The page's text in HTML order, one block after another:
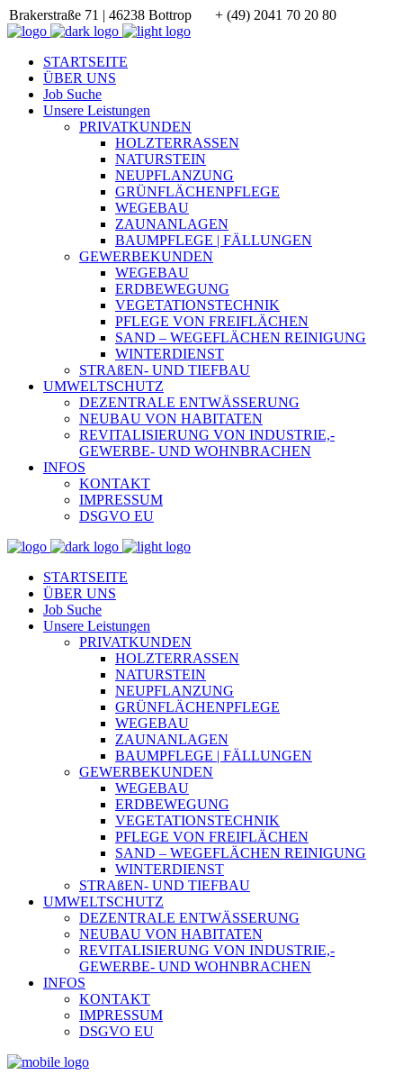
Brakerstraße 71 | 46238 Bottrop + (49) 2041 70 20 80
STARTSEITE
ÜBER UNS
Job Suche
Unsere Leistungen
PRIVATKUNDEN
HOLZTERRASSEN
NATURSTEIN
NEUPFLANZUNG
GRÜNFLÄCHENPFLEGE
WEGEBAU
ZAUNANLAGEN
BAUMPFLEGE | FÄLLUNGEN
GEWERBEKUNDEN
WEGEBAU
ERDBEWEGUNG
VEGETATIONSTECHNIK
PFLEGE VON FREIFLÄCHEN
SAND – WEGEFLÄCHEN REINIGUNG
WINTERDIENST
STRAßEN- UND TIEFBAU
UMWELTSCHUTZ
DEZENTRALE ENTWÄSSERUNG
NEUBAU VON HABITATEN
REVITALISIERUNG VON INDUSTRIE,-
GEWERBE- UND WOHNBRACHEN
INFOS
KONTAKT
IMPRESSUM
DSGVO EU
STARTSEITE
ÜBER UNS
Job Suche
Unsere Leistungen
PRIVATKUNDEN
HOLZTERRASSEN
NATURSTEIN
NEUPFLANZUNG
GRÜNFLÄCHENPFLEGE
WEGEBAU
ZAUNANLAGEN
BAUMPFLEGE | FÄLLUNGEN
GEWERBEKUNDEN
WEGEBAU
ERDBEWEGUNG
VEGETATIONSTECHNIK
PFLEGE VON FREIFLÄCHEN
SAND – WEGEFLÄCHEN REINIGUNG
WINTERDIENST
STRAßEN- UND TIEFBAU
UMWELTSCHUTZ
DEZENTRALE ENTWÄSSERUNG
NEUBAU VON HABITATEN
REVITALISIERUNG VON INDUSTRIE,-
GEWERBE- UND WOHNBRACHEN
INFOS
KONTAKT
IMPRESSUM
DSGVO EU